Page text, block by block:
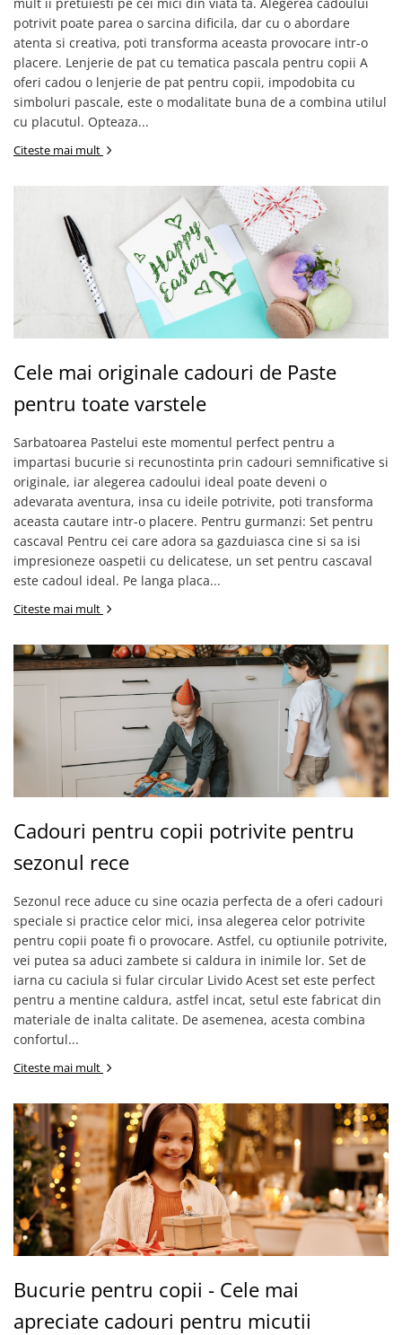
potrivit poate parea o sarcina dificila, dar cu o abordare
atenta si creativa, poti transforma aceasta provocare intr-o
placere. Lenjerie de pat cu tematica pascala pentru copii A
oferi cadou o lenjerie de pat pentru copii, impodobita cu
simboluri pascale, este o modalitate buna de a combina utilul
cu placutul. Opteaza...
Citeste mai mult
Cele mai originale cadouri de Paste
pentru toate varstele
Sarbatoarea Pastelui este momentul perfect pentru a
impartasi bucurie si recunostinta prin cadouri semnificative si
originale, iar alegerea cadoului ideal poate deveni o
adevarata aventura, insa cu ideile potrivite, poti transforma
aceasta cautare intr-o placere. Pentru gurmanzi: Set pentru
cascaval Pentru cei care adora sa gazduiasca cine si sa isi
impresioneze oaspetii cu delicatese, un set pentru cascaval
este cadoul ideal. Pe langa placa...
Citeste mai mult
Cadouri pentru copii potrivite pentru
sezonul rece
Sezonul rece aduce cu sine ocazia perfecta de a oferi cadouri
speciale si practice celor mici, insa alegerea celor potrivite
pentru copii poate fi o provocare. Astfel, cu optiunile potrivite,
vei putea sa aduci zambete si caldura in inimile lor. Set de
iarna cu caciula si fular circular Livido Acest set este perfect
pentru a mentine caldura, astfel incat, setul este fabricat din
materiale de inalta calitate. De asemenea, acesta combina
confortul...
Citeste mai mult
Bucurie pentru copii - Cele mai
apreciate cadouri pentru micutii